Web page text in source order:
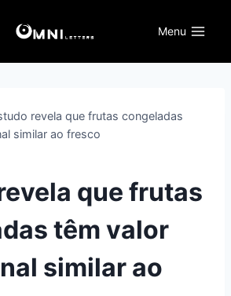
Menu
revela que frutas congeladas
similar ao fresco
que frutas
têm valor
similar ao